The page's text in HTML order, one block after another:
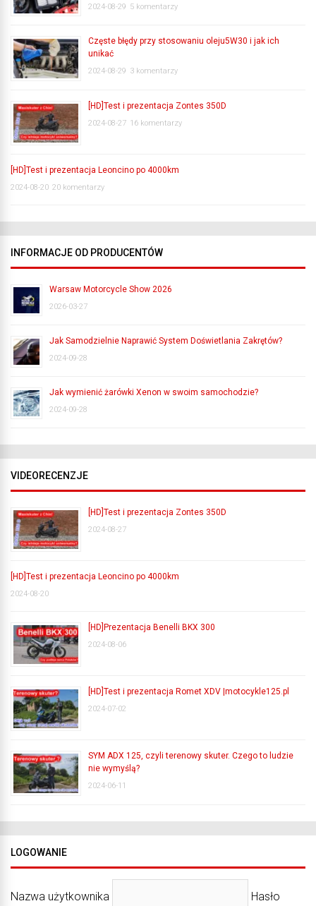
2024-08-29 5 komentarzy
Częste błędy przy stosowaniu oleju5W30 i jak ich
unikać
2024-08-29 3 komentarzy
[HD]Test i prezentacja Zontes 350D
2024-08-27 16 komentarzy
[HD]Test i prezentacja Leoncino po 4000km
2024-08-20 20 komentarzy
INFORMACJE OD PRODUCENTÓW
Warsaw Motorcycle Show 2026
2026-03-27
Jak Samodzielnie Naprawić System Doświetlania Zakrętów?
2024-09-28
Jak wymienić żarówki Xenon w swoim samochodzie?
2024-09-28
VIDEORECENZJE
[HD]Test i prezentacja Zontes 350D
2024-08-27
[HD]Test i prezentacja Leoncino po 4000km
2024-08-20
[HD]Prezentacja Benelli BKX 300
2024-08-06
[HD]Test i prezentacja Romet XDV |motocykle125.pl
2024-07-02
SYM ADX 125, czyli terenowy skuter. Czego to ludzie
nie wymyślą?
2024-06-11
LOGOWANIE
Nazwa użytkownika Hasło